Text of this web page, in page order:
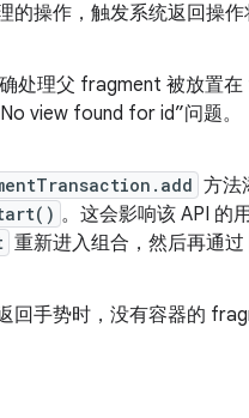
的操作，触发系统返回操
处理父 fragment 被放置
view found for id”问题。
方法
。这会影响该 API 的
重新进入组合，然后再通过
回手势时，没有容器的